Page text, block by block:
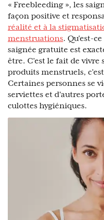
« Freebleeding », les
façon positive et
réalité et à la
menstruations. Qu'est-
saignée gratuite est
être. C'est le fait de vivre
produits menstruels,
Certaines personnes se
serviettes et d'autres
culottes hygiéniques.